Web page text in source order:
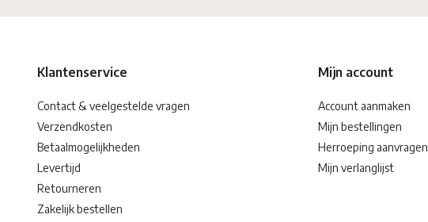
Klantenservice
Contact & veelgestelde vragen
Verzendkosten
Betaalmogelijkheden
Levertijd
Retourneren
Zakelijk bestellen
Mijn account
Account aanmaken
Mijn bestellingen
Herroeping aanvragen
Mijn verlanglijst